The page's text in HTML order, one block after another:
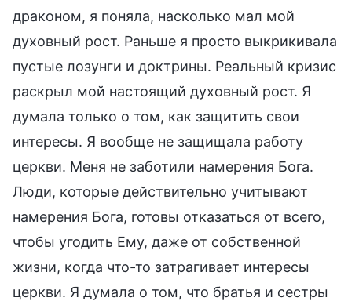
драконом, я поняла, насколько мал мой
духовный рост. Раньше я просто выкрикивала
пустые лозунги и доктрины. Реальный кризис
раскрыл мой настоящий духовный рост. Я
думала только о том, как защитить свои
интересы. Я вообще не защищала работу
церкви. Меня не заботили намерения Бога.
Люди, которые действительно учитывают
намерения Бога, готовы отказаться от всего,
чтобы угодить Ему, даже от собственной
жизни, когда что-то затрагивает интересы
церкви. Я думала о том, что братья и сестры